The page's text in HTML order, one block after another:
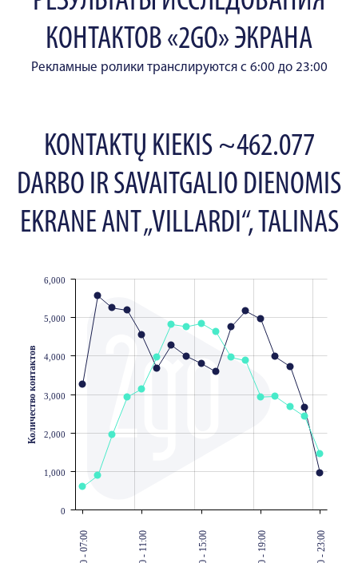
КОНТАКТОВ «2GO» ЭКРАНА
Рекламные ролики транслируются с 6:00 до 23:00
KONTAKTŲ KIEKIS ~462.077
DARBO IR SAVAITGALIO DIENOMIS
EKRANE ANT „VILLARDI“, TALINAS
0
1,000
2,000
3,000
4,000
5,000
6,000
Количество контактов
JS chart by amCharts